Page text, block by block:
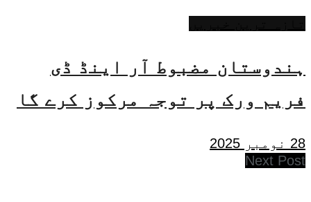
ہندوستان مضبوط آر اینڈ ڈی
فریم ورک پر توجہ مرکوز کرے گا
28 نومبر 2025
Next Post